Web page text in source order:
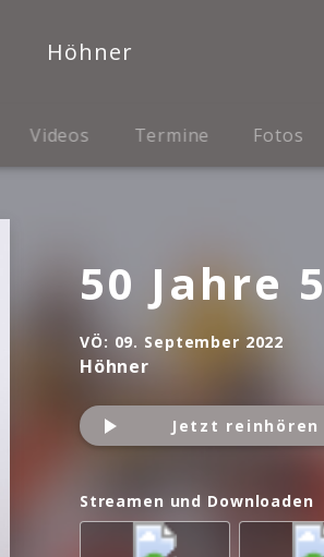
Höhner
Videos Termine Fotos
50 Jahre
VÖ: 09. September 2022
Höhner
Jetzt reinhören
Streamen und Downloaden